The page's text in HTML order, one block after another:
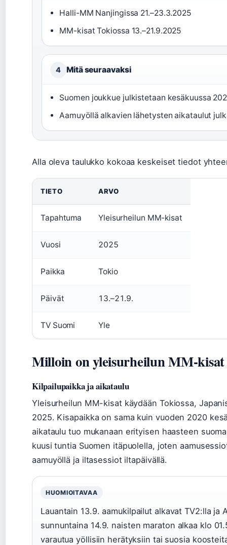
Halli-MM Nanjingissa 21.–23.3.2025
MM-kisat Tokiossa 13.–21.9.2025
4 Mitä seuraavaksi
Suomen joukkue julkistetaan kesäkuussa
Aamuyöllä alkavien lähetysten aikataulut
Alla oleva taulukko kokoaa keskeiset tiedot
TIETO ARVO
Tapahtuma Yleisurheilun MM-kisat
Vuosi 2025
Paikka Tokio
Päivät 13.–21.9.
TV Suomi Yle
Milloin on yleisurheilun MM-kisat
Kilpailupaikka ja aikataulu
Yleisurheilun MM-kisat käydään Tokiossa,
2025. Kisapaikka on sama kuin vuoden 2020
aikataulu tuo mukanaan erityisen haasteen
kuusi tuntia Suomen itäpuolella, joten
aamuyöllä ja iltasessiot iltapäivällä.
HUOMIOITAVAA
Lauantain 13.9. aamukilpailut alkavat TV2:lla ja
sunnuntaina 14.9. naisten maraton alkaa klo
varautua yöllisiin herätyksiin tai suosia